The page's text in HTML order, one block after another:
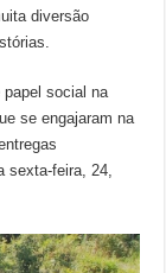
diversão
social na
se engajaram na
sexta-feira, 24,